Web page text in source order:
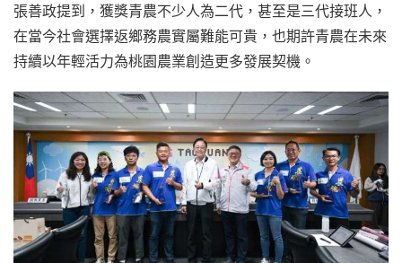
張善政提到，獲獎青農不少人為二代，甚至是三代接班人，
在當今社會選擇返鄉務農實屬難能可貴，也期許青農在未來
持續以年輕活力為桃園農業創造更多發展契機。